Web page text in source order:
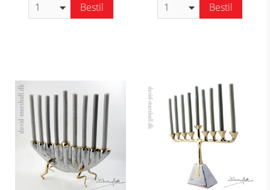
Bestil Bestil